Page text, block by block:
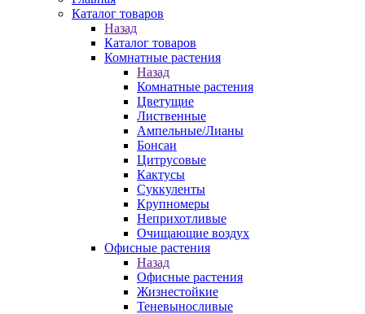
Каталог товаров
Назад
Каталог товаров
Комнатные растения
Назад
Комнатные растения
Цветущие
Лиственные
Ампельные/Лианы
Бонсаи
Цитрусовые
Кактусы
Суккуленты
Крупномеры
Неприхотливые
Очищающие воздух
Офисные растения
Назад
Офисные растения
Жизнестойкие
Теневыносливые